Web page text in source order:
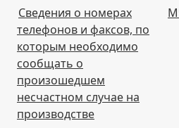
Сведения о номерах
телефонов и факсов, по
которым необходимо
сообщать о
произошедшем
несчастном случае на
производстве